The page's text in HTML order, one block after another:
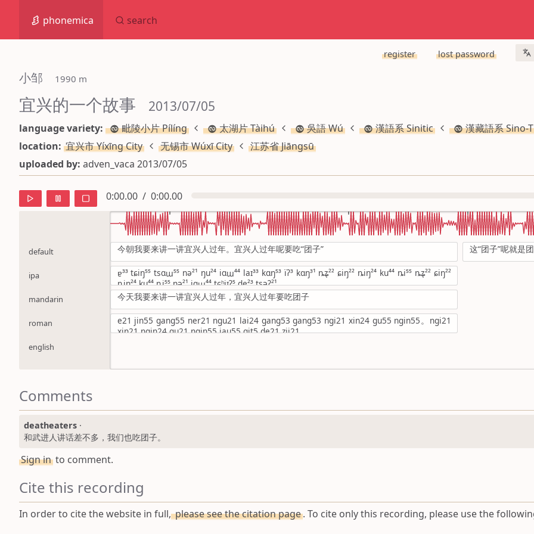
phonemica search
register lost password
小邹 1990 m
宜兴的一个故事 2013/07/05
language variety: 毗陵小片 Pílíng 太湖片 Tàihú 吳語 Wú 漢語系 Sinitic
漢藏語系 Sino-
location: 宜兴市 Yíxīng City 无锡市 Wúxī City
江苏省 Jiāngsū
uploaded by: adven_vaca 2013/07/05
0:00.00 / 0:00.00
default
ipa
mandarin
roman
english
今朝我要来讲一讲宜兴人过年。宜兴人过年呢要吃“团子” 这“团子”呢就是
ɐ³³ tɕiŋ⁵⁵ tsɑɯ⁵⁵ nə²¹ ŋu²⁴ iɑɯ⁴⁴ laɪ³³ kɑŋ⁵³ ïʔ³ kɑŋ³¹ ȵʑ̩²² ɕiŋ²² ȵiŋ²⁴ ku⁴⁴ ȵi⁵⁵ ȵʑ̩²² ɕiŋ²²
ȵiŋ²⁴ ku⁴⁴ ȵi⁵⁵ nə²¹ iɑɯ⁴⁴ tɕʰiɪʔ⁵ de²³ tsəʔ²¹
今天我要来讲一讲宜兴人过年，宜兴人过年要吃团子
e21 jin55 gang55 ner21 ngu21 lai24 gang53 gang53 ngi21 xin24 gu55 ngin55。ngi21
xin21 ngin24 gu21 ngin55 iau55 qit5 de21 zii21
Comments
deatheaters ·
和武进人讲话差不多，我们也吃团子。
Sign in to comment.
Cite this recording
In order to cite the website in full,please see the citation page. To cite only this recording, please use the